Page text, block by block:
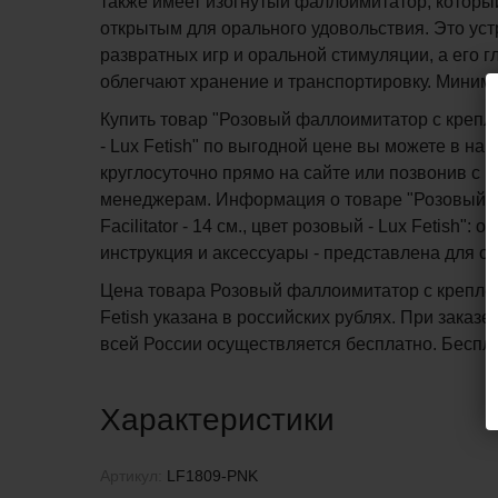
открытым для орального удовольствия. Это
развратных игр и оральной стимуляции, а его
облегчают хранение и транспортировку.
Купить товар "Розовый фаллоимитатор с
- Lux Fetish" по выгодной цене вы можете в
круглосуточно прямо на сайте или позвонив
менеджерам. Информация о товаре "Розовый
Facilitator - 14 см., цвет розовый - Lux Fetish":
инструкция и аксессуары - представлена для
Цена товара Розовый фаллоимитатор с
Fetish указана в российских рублях. При
всей России осуществляется бесплатно.
Характеристики
LF1809-PNK